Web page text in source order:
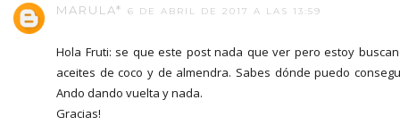
MARULA* 6 DE ABRIL DE 2017 A LAS 13:59
Hola Fruti: se que este post nada que ver pero estoy
aceites de coco y de almendra. Sabes dónde puedo
Ando dando vuelta y nada.
Gracias!